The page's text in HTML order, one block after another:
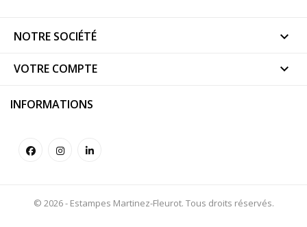
NOTRE SOCIÉTÉ 
VOTRE COMPTE 
INFORMATIONS
© 2026 - Estampes Martinez-Fleurot. Tous droits réservés.